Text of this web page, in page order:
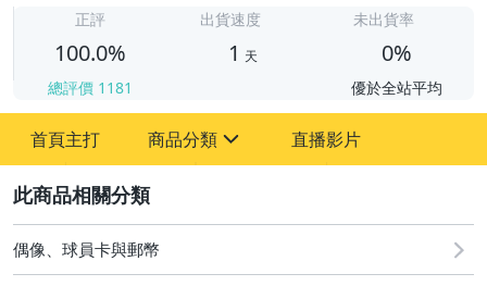
正評
100.0%
總評價 1181
出貨速度
1 天
未出貨率
0%
優於全站平均
首頁主打 商品分類
偶像、球員卡與郵幣
直播影片
偶像、球員卡與郵幣